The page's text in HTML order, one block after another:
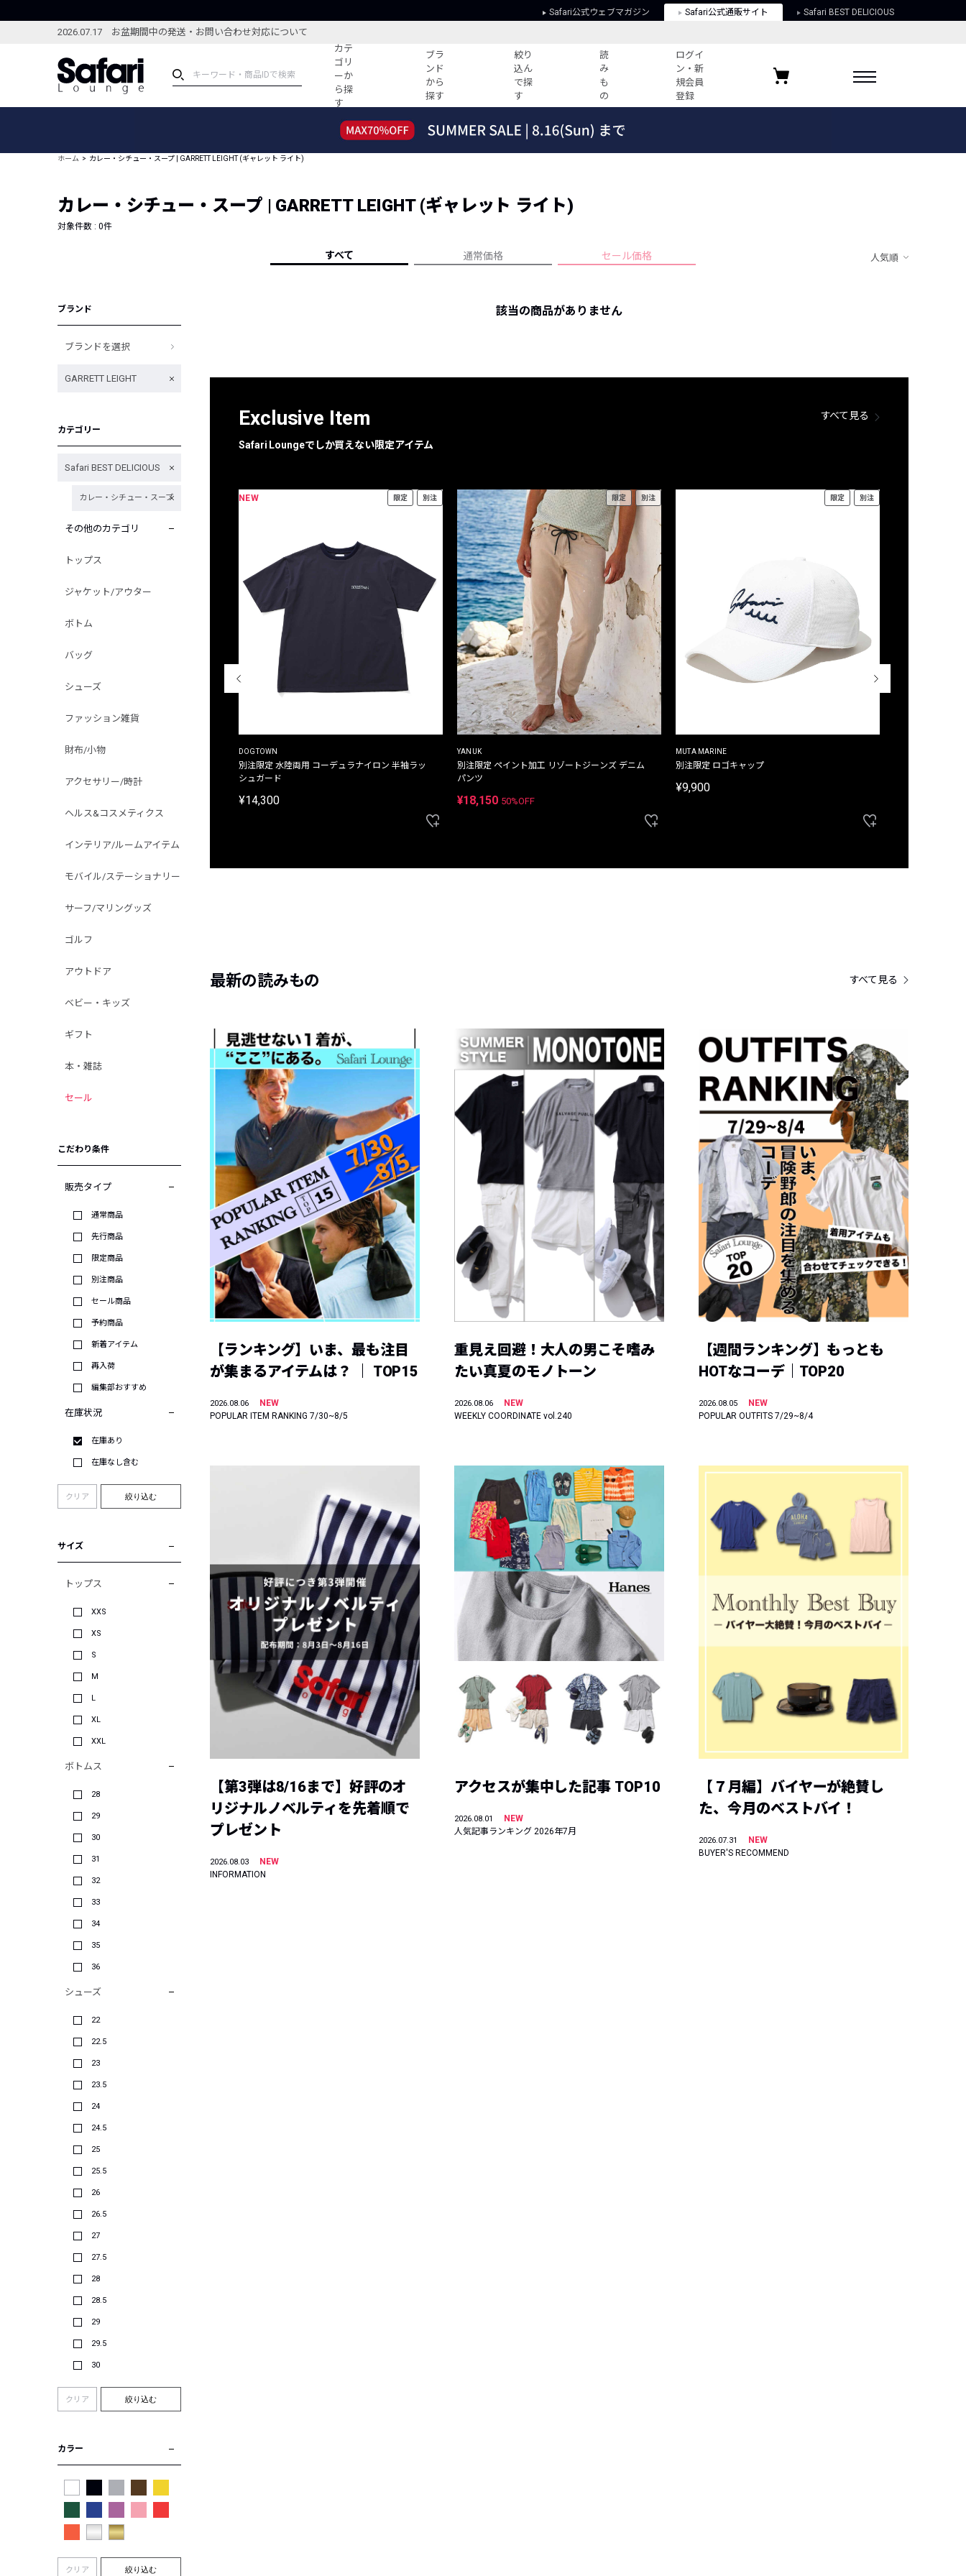
Safari公式ウェブマガジン Safari公式通販サイト Safari BEST DELICIOUS
2026.07.17 お盆期間中の発送・お問い合わせ対応について
カテ
ゴリ
ーか
ら探
す
ブラ
ンド
から
探す
絞り
込ん
で探
す
読
み
も
の
ログイ
ン・新
規会員
登録
ブランドから探す
新着アイテム
編集部のおすすめアイテム
特集記事
コーディネート
すべての記事
ーデ紹介
HOTなコーデ TOP20
人気記事ランキング
フォーカスブランド
プライバシーポリシー
お気に入りブランド
ホーム カレー・シチュー・スープ | GARRETT LEIGHT (ギャレット ライト)
カレー・シチュー・スープ | GARRETT LEIGHT (ギャレット ライト)
対象件数 : 0件
すべて 通常価格 セール価格 人気順
ブランド
ブランドを選択
GARRETT LEIGHT
カテゴリー
Safari BEST DELICIOUS
カレー・シチュー・スープ
その他のカテゴリ
トップス
ジャケット/アウター
ボトム
バッグ
シューズ
ファッション雑貨
財布/小物
アクセサリー/時計
ヘルス&コスメティクス
インテリア/ルームアイテム
モバイル/ステーショナリー
サーフ/マリングッズ
ゴルフ
アウトドア
ベビー・キッズ
ギフト
本・雑誌
セール
こだわり条件
販売タイプ
通常商品
先行商品
限定商品
別注商品
セール商品
予約商品
新着アイテム
再入荷
編集部おすすめ
在庫状況
在庫あり
在庫なし含む
クリア 絞り込む
サイズ
トップス
XXS
XS
S
M
L
XL
XXL
ボトムス
28
29
30
31
32
33
34
35
36
シューズ
22
22.5
23
23.5
24
24.5
25
25.5
26
26.5
27
27.5
28
28.5
29
29.5
30
クリア 絞り込む
カラー
クリア 絞り込む
該当の商品がありません
Exclusive Item
Safari Loungeでしか買えない限定アイテム
すべて見る
THE DUFFER OF ST.GEORGE
プリントTシャツ
NEW 限定 別注
DOGTOWN
別注限定 水陸両用 コーデュラナイロン 半袖ラッ
シュガード
¥14,300
限定 別注
YANUK
別注限定 ペイント加工 リゾートジーンズ デニム
パンツ
¥18,150 50%OFF
限定 別注
MUTA MARINE
別注限定 ロゴキャップ
¥9,900
最新の読みもの すべて見る
【ランキング】いま、最も注目
が集まるアイテムは？ ｜ TOP15
2026.08.06
NEW
POPULAR ITEM RANKING 7/30~8/5
重見え回避！大人の男こそ嗜み
たい真夏のモノトーン
2026.08.06
NEW
WEEKLY COORDINATE vol.240
【週間ランキング】もっとも
HOTなコーデ｜TOP20
2026.08.05
NEW
POPULAR OUTFITS 7/29~8/4
【第3弾は8/16まで】好評のオ
リジナルノベルティを先着順で
プレゼント
2026.08.03
NEW
INFORMATION
アクセスが集中した記事 TOP10
2026.08.01
NEW
人気記事ランキング 2026年7月
【７月編】バイヤーが絶賛し
た、今月のベストバイ！
2026.07.31
NEW
BUYER'S RECOMMEND